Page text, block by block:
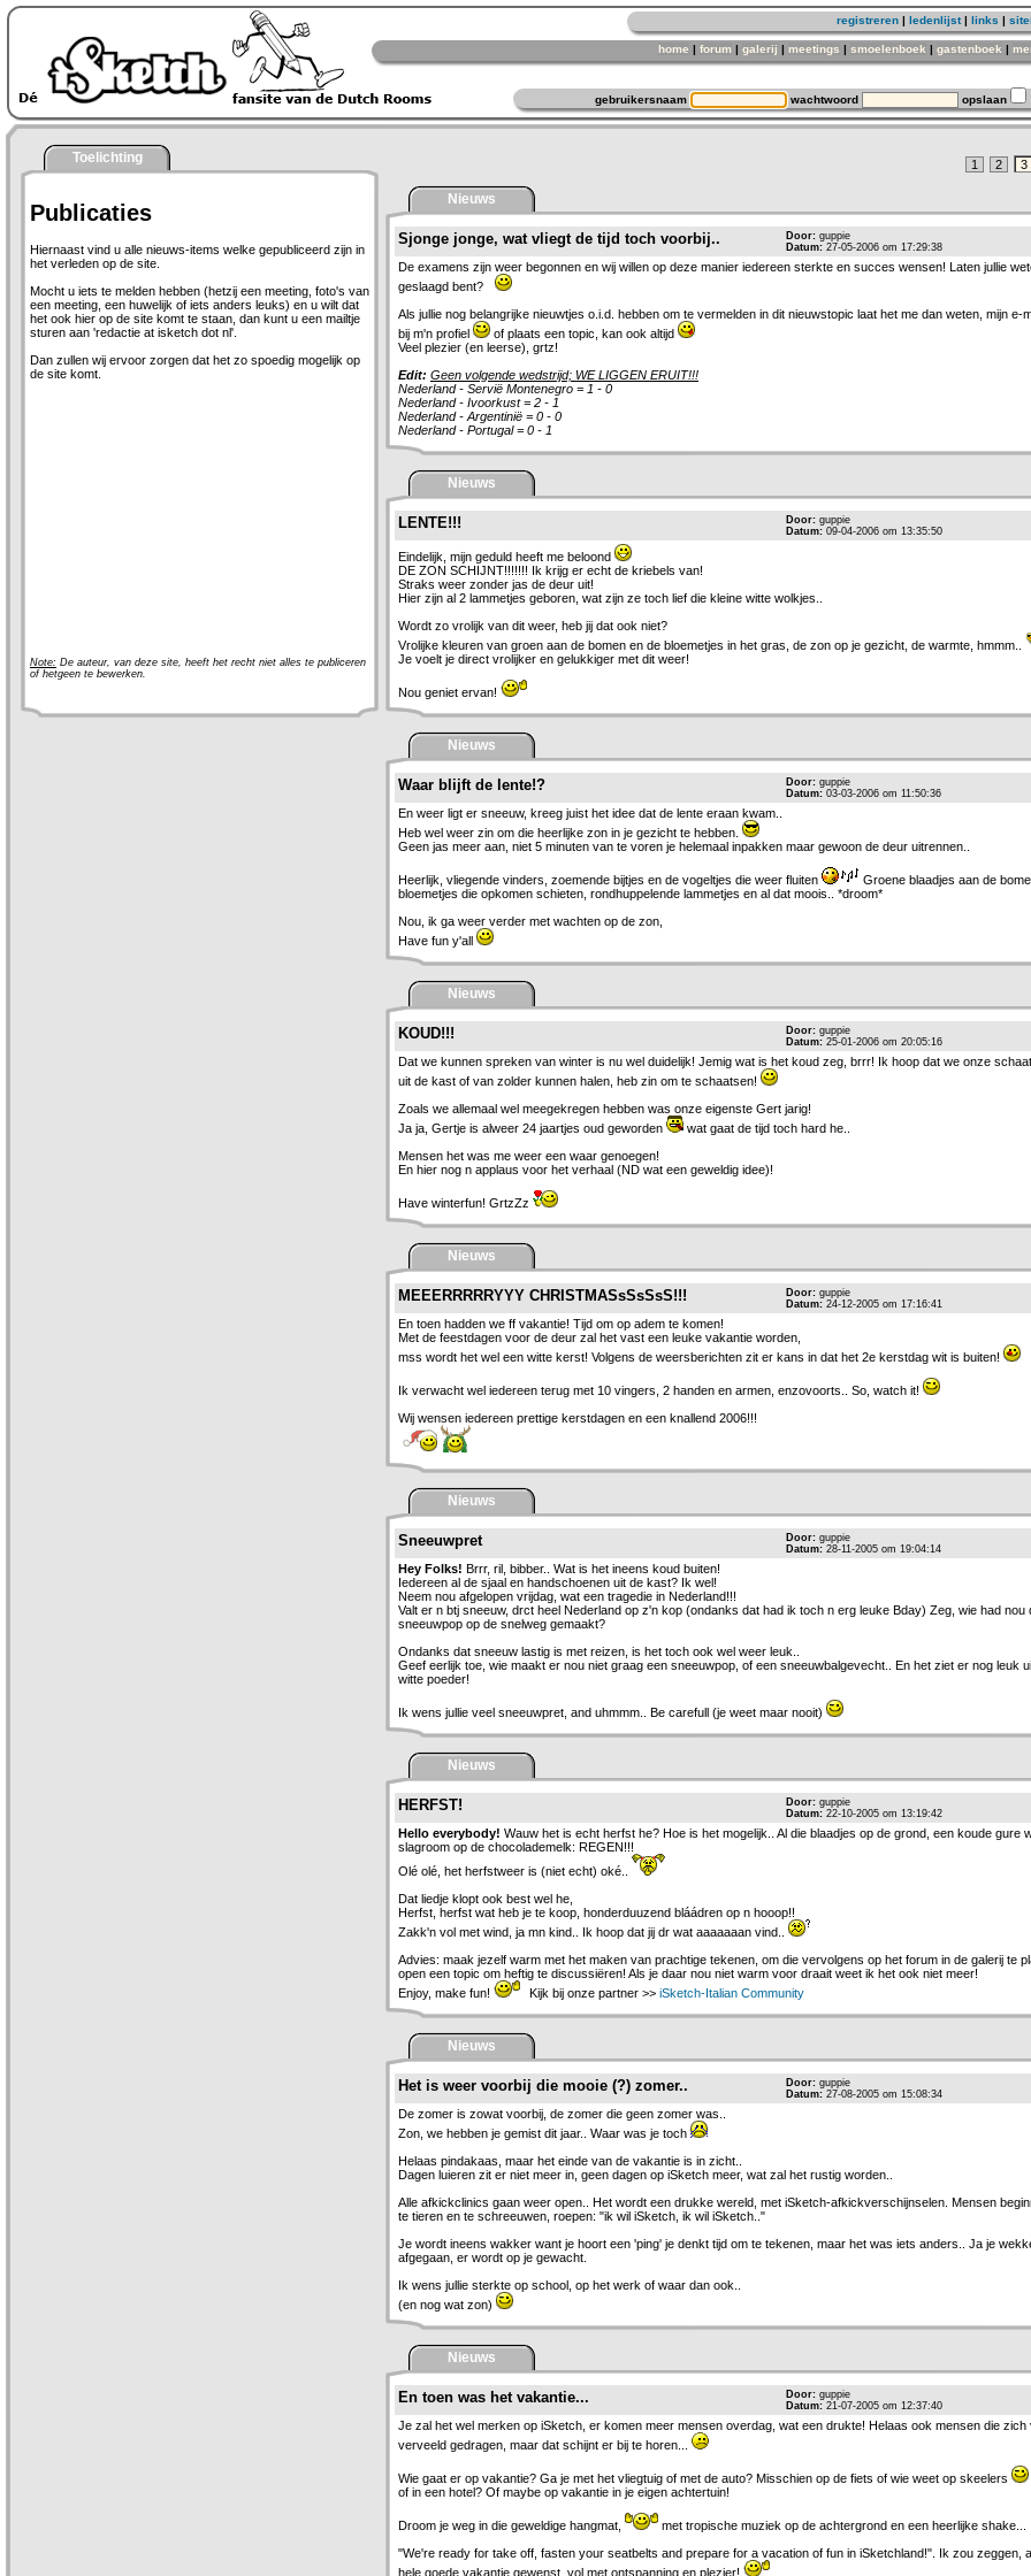
registreren | ledenlijst| links |
home | forum | galerij | meetings | smoelenboek | gastenboek |
gebruikersnaam wachtwoord opslaan
Toelichting
Publicaties
Hiernaast vind u alle nieuws-items welke gepubliceerd zijn in
het verleden op de site.
Mocht u iets te melden hebben (hetzij een meeting, foto's van
een meeting, een huwelijk of iets anders leuks) en u wilt dat
het ook hier op de site komt te staan, dan kunt u een mailtje
sturen aan 'redactie at isketch dot nl'.
Dan zullen wij ervoor zorgen dat het zo spoedig mogelijk op
de site komt.
Note: De auteur, van deze site, heeft het recht niet alles te publiceren
of hetgeen te bewerken.
1 2 3
Nieuws
Sjonge jonge, wat vliegt de tijd toch voorbij.. Door: guppie
Datum: 27-05-2006 om 17:29:38
De examens zijn weer begonnen en wij willen op deze manier iedereen sterkte en succes wensen! Laten jullie
geslaagd bent?
Als jullie nog belangrijke nieuwtjes o.i.d. hebben om te vermelden in dit nieuwstopic laat het me dan weten, mijn e-
bij m'n profiel
of plaats een topic, kan ook altijd
Veel plezier (en leerse), grtz!
Edit: Geen volgende wedstrijd; WE LIGGEN ERUIT!!!
Nederland - Servië Montenegro = 1 - 0
Nederland - Ivoorkust = 2 - 1
Nederland - Argentinië = 0 - 0
Nederland - Portugal = 0 - 1
Nieuws
LENTE!!! Door: guppie
Datum: 09-04-2006 om 13:35:50
Eindelijk, mijn geduld heeft me beloond
DE ZON SCHIJNT!!!!!!! Ik krijg er echt de kriebels van!
Straks weer zonder jas de deur uit!
Hier zijn al 2 lammetjes geboren, wat zijn ze toch lief die kleine witte wolkjes..
Wordt zo vrolijk van dit weer, heb jij dat ook niet?
Vrolijke kleuren van groen aan de bomen en de bloemetjes in het gras, de zon op je gezicht, de warmte, hmmm..
Je voelt je direct vrolijker en gelukkiger met dit weer!
Nou geniet ervan!
Nieuws
Waar blijft de lente!? Door: guppie
Datum: 03-03-2006 om 11:50:36
En weer ligt er sneeuw, kreeg juist het idee dat de lente eraan kwam..
Heb wel weer zin om die heerlijke zon in je gezicht te hebben.
Geen jas meer aan, niet 5 minuten van te voren je helemaal inpakken maar gewoon de deur uitrennen..
Heerlijk, vliegende vinders, zoemende bijtjes en de vogeltjes die weer fluiten
Groene blaadjes aan de
bloemetjes die opkomen schieten, rondhuppelende lammetjes en al dat moois.. *droom*
Nou, ik ga weer verder met wachten op de zon,
Have fun y'all
Nieuws
KOUD!!! Door: guppie
Datum: 25-01-2006 om 20:05:16
Dat we kunnen spreken van winter is nu wel duidelijk! Jemig wat is het koud zeg, brrr! Ik hoop dat we onze
uit de kast of van zolder kunnen halen, heb zin om te schaatsen!
Zoals we allemaal wel meegekregen hebben was onze eigenste Gert jarig!
Ja ja, Gertje is alweer 24 jaartjes oud geworden
wat gaat de tijd toch hard he..
Mensen het was me weer een waar genoegen!
En hier nog n applaus voor het verhaal (ND wat een geweldig idee)!
Have winterfun! GrtzZz
Nieuws
MEEERRRRRYYY CHRISTMASsSsSsS!!! Door: guppie
Datum: 24-12-2005 om 17:16:41
En toen hadden we ff vakantie! Tijd om op adem te komen!
Met de feestdagen voor de deur zal het vast een leuke vakantie worden,
mss wordt het wel een witte kerst! Volgens de weersberichten zit er kans in dat het 2e kerstdag wit is buiten!
Ik verwacht wel iedereen terug met 10 vingers, 2 handen en armen, enzovoorts.. So, watch it!
Wij wensen iedereen prettige kerstdagen en een knallend 2006!!!
Nieuws
Sneeuwpret Door: guppie
Datum: 28-11-2005 om 19:04:14
Hey Folks! Brrr, ril, bibber.. Wat is het ineens koud buiten!
Iedereen al de sjaal en handschoenen uit de kast? Ik wel!
Neem nou afgelopen vrijdag, wat een tragedie in Nederland!!!
Valt er n btj sneeuw, drct heel Nederland op z'n kop (ondanks dat had ik toch n erg leuke Bday) Zeg, wie had nou
sneeuwpop op de snelweg gemaakt?
Ondanks dat sneeuw lastig is met reizen, is het toch ook wel weer leuk..
Geef eerlijk toe, wie maakt er nou niet graag een sneeuwpop, of een sneeuwbalgevecht.. En het ziet er nog leuk
witte poeder!
Ik wens jullie veel sneeuwpret, and uhmmm.. Be carefull (je weet maar nooit)
Nieuws
HERFST! Door: guppie
Datum: 22-10-2005 om 13:19:42
Hello everybody! Wauw het is echt herfst he? Hoe is het mogelijk.. Al die blaadjes op de grond, een koude gure
slagroom op de chocolademelk: REGEN!!!
Olé olé, het herfstweer is (niet echt) oké..
Dat liedje klopt ook best wel he,
Herfst, herfst wat heb je te koop, honderduuzend bláádren op n hooop!!
Zakk'n vol met wind, ja mn kind.. Ik hoop dat jij dr wat aaaaaaan vind..
Advies: maak jezelf warm met het maken van prachtige tekenen, om die vervolgens op het forum in de galerij te
open een topic om heftig te discussiëren! Als je daar nou niet warm voor draait weet ik het ook niet meer!
Enjoy, make fun!
Kijk bij onze partner >> iSketch-Italian Community
Nieuws
Het is weer voorbij die mooie (?) zomer.. Door: guppie
Datum: 27-08-2005 om 15:08:34
De zomer is zowat voorbij, de zomer die geen zomer was..
Zon, we hebben je gemist dit jaar.. Waar was je toch
Helaas pindakaas, maar het einde van de vakantie is in zicht..
Dagen luieren zit er niet meer in, geen dagen op iSketch meer, wat zal het rustig worden..
Alle afkickclinics gaan weer open.. Het wordt een drukke wereld, met iSketch-afkickverschijnselen. Mensen
te tieren en te schreeuwen, roepen: "ik wil iSketch, ik wil iSketch.."
Je wordt ineens wakker want je hoort een 'ping' je denkt tijd om te tekenen, maar het was iets anders.. Ja je
afgegaan, er wordt op je gewacht.
Ik wens jullie sterkte op school, op het werk of waar dan ook..
(en nog wat zon)
Nieuws
En toen was het vakantie... Door: guppie
Datum: 21-07-2005 om 12:37:40
Je zal het wel merken op iSketch, er komen meer mensen overdag, wat een drukte! Helaas ook mensen die zich
verveeld gedragen, maar dat schijnt er bij te horen...
Wie gaat er op vakantie? Ga je met het vliegtuig of met de auto? Misschien op de fiets of wie weet op skeelers
of in een hotel? Of maybe op vakantie in je eigen achtertuin!
Droom je weg in die geweldige hangmat,
met tropische muziek op de achtergrond en een heerlijke shake...
"We're ready for take off, fasten your seatbelts and prepare for a vacation of fun in iSketchland!". Ik zou zeggen,
hele goede vakantie gewenst, vol met ontspanning en plezier!